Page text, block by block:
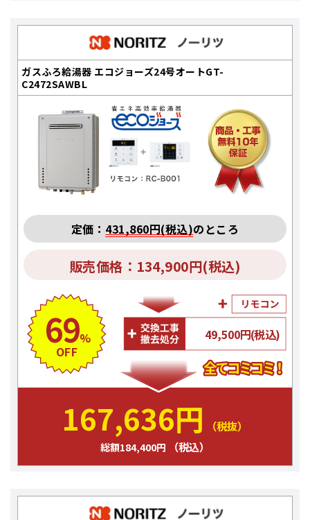
ガスふろ給湯器 エコジョーズ24号オートGT-
C2472SAWBL
定価： 431,860円(税込)のところ
販売価格：134,900円(税込)
69%
OFF
49,500円(税込)
167,636円 （税抜）
総額184,400円 （税込）